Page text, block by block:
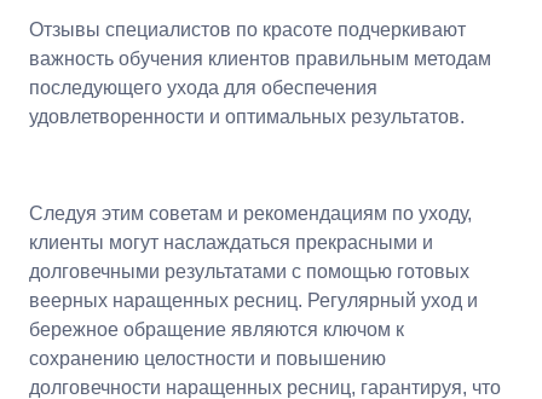
Отзывы специалистов по красоте подчеркивают
важность обучения клиентов правильным методам
последующего ухода для обеспечения
удовлетворенности и оптимальных результатов.
Следуя этим советам и рекомендациям по уходу,
клиенты могут наслаждаться прекрасными и
долговечными результатами с помощью готовых
веерных наращенных ресниц. Регулярный уход и
бережное обращение являются ключом к
сохранению целостности и повышению
долговечности наращенных ресниц, гарантируя, что